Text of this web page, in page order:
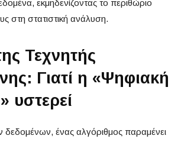
εκμηδενίζοντας το περιθώριο
στη στατιστική ανάλυση.
Τεχνητής
Γιατί η «Ψηφιακή
υστερεί
δεδομένων, ένας αλγόριθμος παραμένει